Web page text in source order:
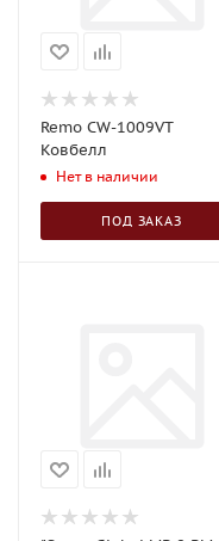
Remo CW-1009VT
Ковбелл
Нет в наличии
ПОД ЗАКАЗ